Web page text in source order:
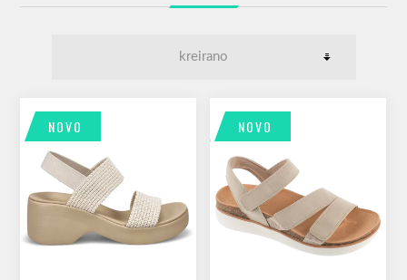
NOVO NOVO